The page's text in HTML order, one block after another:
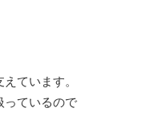
ています。
っているので